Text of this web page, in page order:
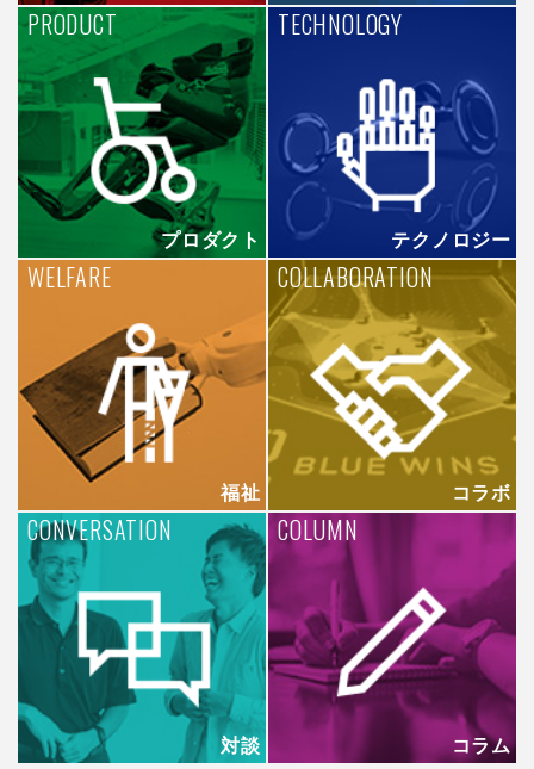
プロダクト
PRODUCT
テクノロジー
TECHNOLOGY
福祉
WELFARE
コラボ
COLLABORATION
対談
CONVERSATION
コラム
COLUMN